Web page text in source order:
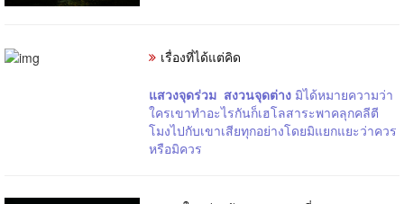
เรื่องที่ได้แต่คิด
แสวงจุดร่วม สงวนจุดต่าง มิได้หมายความว่า
ใครเขาทำอะไรกันก็เฮโลสาระพาคลุกคลีตี
โมงไปกับเขาเสียทุกอย่างโดยมิแยกแยะว่าควร
หรือมิควร